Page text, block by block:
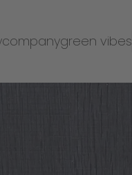
companygreen vibes